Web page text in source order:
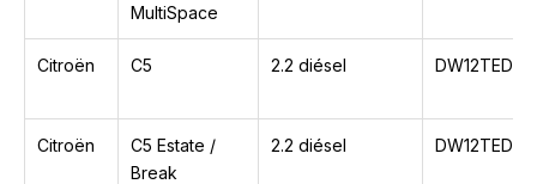
MultiSpace
Citroën C5 2.2 diésel DW12TED4
Citroën
C5 Estate /
Break
2.2 diésel DW12TED4